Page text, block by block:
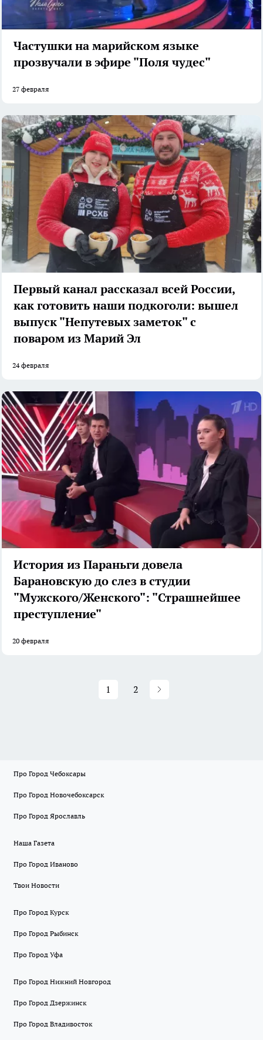
Частушки на марийском языке
прозвучали в эфире "Поля чудес"
27 февраля
Первый канал рассказал всей России,
как готовить наши подкоголи: вышел
выпуск "Непутевых заметок" с
поваром из Марий Эл
24 февраля
История из Параньги довела
Барановскую до слез в студии
"Мужского/Женского": "Страшнейшее
преступление"
20 февраля
1 2
Про Город Чебоксары
Про Город Новочебоксарск
Про Город Ярославль
Наша Газета
Про Город Иваново
Твои Новости
Про Город Курск
Про Город Рыбинск
Про Город Уфа
Про Город Нижний Новгород
Про Город Дзержинск
Про Город Владивосток